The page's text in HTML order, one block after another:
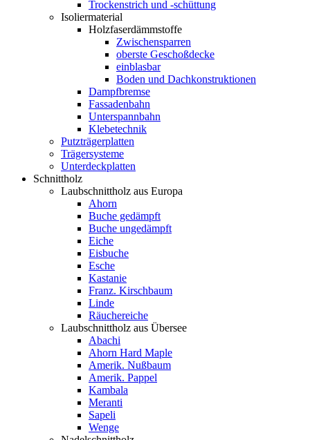
Trockenstrich und -schüttung
Isoliermaterial
Holzfaserdämmstoffe
Zwischensparren
oberste Geschoßdecke
einblasbar
Boden und Dachkonstruktionen
Dampfbremse
Fassadenbahn
Unterspannbahn
Klebetechnik
Putzträgerplatten
Trägersysteme
Unterdeckplatten
Schnittholz
Laubschnittholz aus Europa
Ahorn
Buche gedämpft
Buche ungedämpft
Eiche
Eisbuche
Esche
Kastanie
Franz. Kirschbaum
Linde
Räuchereiche
Laubschnittholz aus Übersee
Abachi
Ahorn Hard Maple
Amerik. Nußbaum
Amerik. Pappel
Kambala
Meranti
Sapeli
Wenge